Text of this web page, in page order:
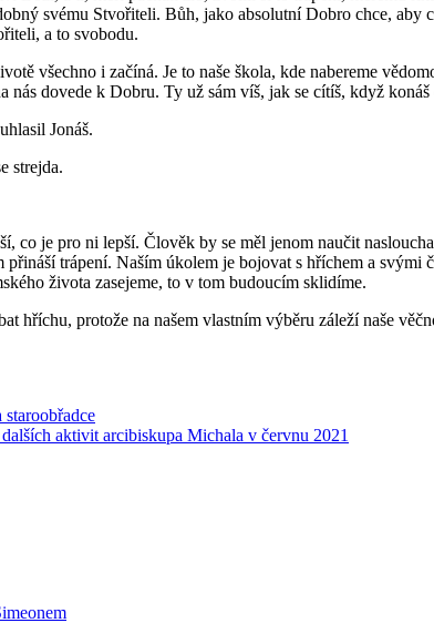
svému Stvořiteli. Bůh, jako absolutní Dobro chce,
a to svobodu.
všechno i začíná. Je to naše škola, kde nabereme
nás dovede k Dobru. Ty už sám víš, jak se cítíš, když konáš
Jonáš.
strejda.
co je pro ni lepší. Člověk by se měl jenom naučit
přináší trápení. Naším úkolem je bojovat s hříchem a
života zasejeme, to v tom budoucím sklidíme.
hříchu, protože na našem vlastním výběru záleží naše
aktivit arcibiskupa Michala v červnu 2021